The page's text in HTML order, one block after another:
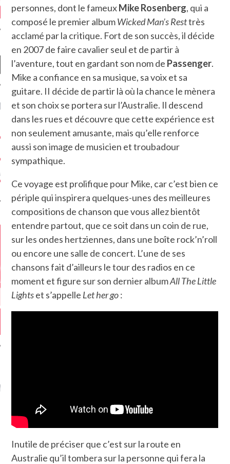
CRITIQUES
7.6
REV...
5.4
CLAN – A BE...
– HEL...
ANNIVERSAIRE
personnes, dont le fameuxMike Rosenberg, qui a
composé le premier albumWicked Man’s Resttrès
acclamé par la critique. Fort de son succès, il décide
en 2007 de faire cavalier seul et de partir à
l’aventure, tout en gardant son nom de Passenger.
Mike a confiance en sa musique, sa voix et sa
guitare. II décide de partir là où la chance le mènera
et son choix se portera sur l’Australie. Il descend
dans les rues et découvre que cette expérience est
non seulement amusante, mais qu’elle renforce
aussi son image de musicien et troubadour
sympathique.
Ce voyage est prolifique pour Mike, car c’est bien ce
périple qui inspirera quelques-unes des meilleures
compositions de chanson que vous allez bientôt
entendre partout, que ce soit dans un coin de rue,
sur les ondes hertziennes, dans une boîte rock’n’roll
ou encore une salle de concert. L’une de ses
chansons fait d’ailleurs le tour des radios en ce
moment et figure sur son dernier albumAll The Little
Lightset s’appelle Let her go:
Inutile de préciser que c’est sur la route en
Australie qu’il tombera sur la personne qui fera la